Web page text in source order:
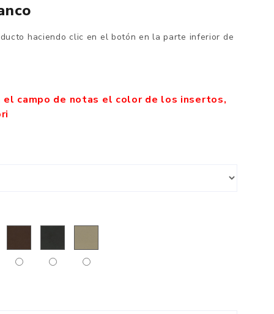
haciendo clic en el botón en la parte inferior de
el campo de notas el color de los insertos,